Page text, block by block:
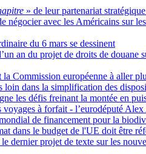
» de leur partenariat
négocier avec les Américains sur
du 6 mars se dessinent
an du projet de droits de douane
Commission européenne à aller
dans la simplification des
les défis freinant la montée en
voyages à forfait - l’eurodéputé
de financement pour la
dans le budget de l'UE doit être
dernier projet de texte sur les